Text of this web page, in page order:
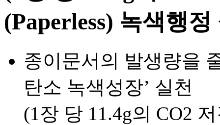
종이문서의 발생량을
탄소 녹색성장’ 실천
(1장 당 11.4g의 CO2